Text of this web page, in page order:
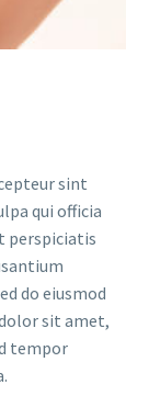
sint
qui officia
perspiciatis
do eiusmod
sit amet,
tempor